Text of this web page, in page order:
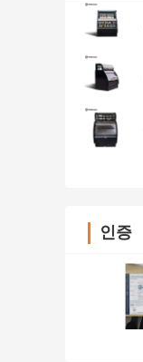
인증